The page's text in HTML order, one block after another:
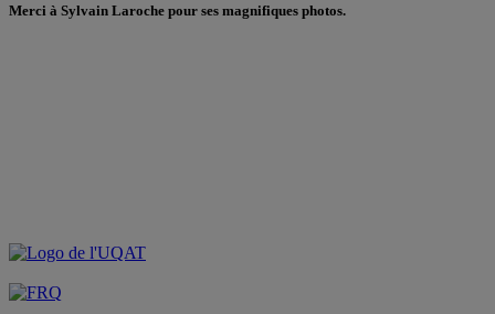
Merci à Sylvain Laroche pour ses magnifiques photos.